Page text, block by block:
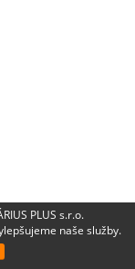
PLUS s.r.o.
naše služby.